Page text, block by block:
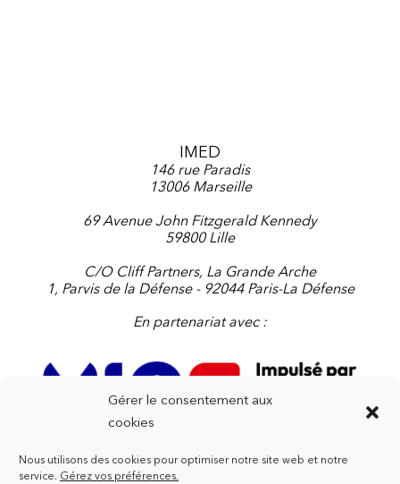
Gérer le consentement aux
cookies
Nous utilisons des cookies pour optimiser notre site web et notre
service. Gérez vos préférences.
IMED
146 rue Paradis
13006 Marseille
69 Avenue John Fitzgerald Kennedy
59800 Lille
C/O Cliff Partners, La Grande Arche
1, Parvis de la Défense - 92044 Paris-La Défense
En partenariat avec :
Contactez-nous